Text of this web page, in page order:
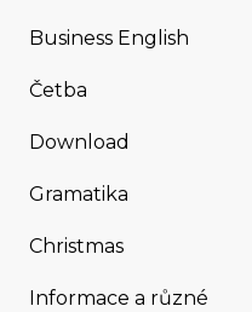
Business English
Četba
Download
Gramatika
Christmas
Informace a různé